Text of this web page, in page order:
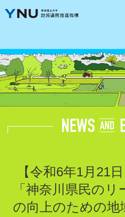
【令和6年1月21日
「神奈川県民の
の向上のための地